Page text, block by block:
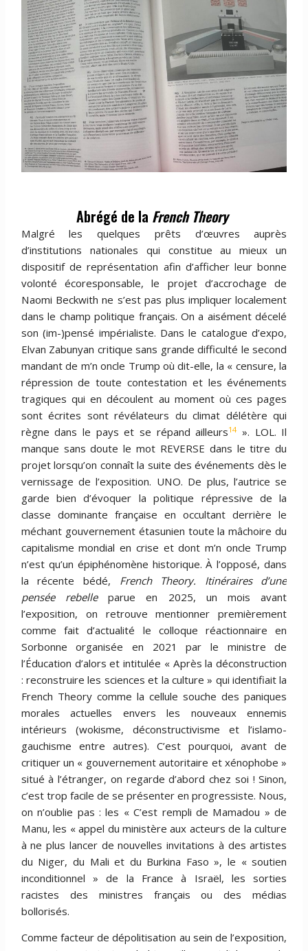
Abrégé de la French Theory
Malgré les quelques prêts d’œuvres auprès
d’institutions nationales qui constitue au mieux un
dispositif de représentation afin d’afficher leur bonne
volonté écoresponsable, le projet d’accrochage de
Naomi Beckwith ne s’est pas plus impliquer localement
dans le champ politique français. On a aisément décelé
son (im-)pensé impérialiste. Dans le catalogue d’expo,
Elvan Zabunyan critique sans grande difficulté le second
mandant de m’n oncle Trump où dit-elle, la « censure, la
répression de toute contestation et les événements
tragiques qui en découlent au moment où ces pages
sont écrites sont révélateurs du climat délétère qui
règne dans le pays et se répand ailleurs14». LOL. Il
manque sans doute le mot REVERSE dans le titre du
projet lorsqu’on connaît la suite des événements dès le
vernissage de l’exposition. UNO. De plus, l’autrice se
garde bien d’évoquer la politique répressive de la
classe dominante française en occultant derrière le
méchant gouvernement étasunien toute la mâchoire du
capitalisme mondial en crise et dont m’n oncle Trump
n’est qu’un épiphénomène historique. À l’opposé, dans
la récente bédé, French Theory. Itinéraires d’une
pensée rebelleparue en 2025, un mois avant
l’exposition, on retrouve mentionner premièrement
comme fait d’actualité le colloque réactionnaire en
Sorbonne organisée en 2021 par le ministre de
l’Éducation d’alors et intitulée « Après la déconstruction
: reconstruire les sciences et la culture » qui identifiait la
French Theory comme la cellule souche des paniques
morales actuelles envers les nouveaux ennemis
intérieurs (wokisme, déconstructivisme et l’islamo-
gauchisme entre autres). C’est pourquoi, avant de
critiquer un « gouvernement autoritaire et xénophobe »
situé à l’étranger, on regarde d’abord chez soi ! Sinon,
c’est trop facile de se présenter en progressiste. Nous,
on n’oublie pas : les « C’est rempli de Mamadou » de
Manu, les « appel du ministère aux acteurs de la culture
à ne plus lancer de nouvelles invitations à des artistes
du Niger, du Mali et du Burkina Faso », le « soutien
inconditionnel » de la France à Israël, les sorties
racistes des ministres français ou des médias
bollorisés.
Comme facteur de dépolitisation au sein de l’exposition,